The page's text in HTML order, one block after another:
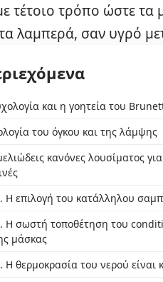
τέτοιο τρόπο ώστε τα
λαμπερά, σαν υγρό
και η γοητεία του
του όγκου και της λάμψης
κανόνες λουσίματος για
Η επιλογή του κατάλληλου
Η σωστή τοποθέτηση του
μάσκας
Η θερμοκρασία του νερού είναι